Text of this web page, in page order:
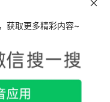
tool AI一键抠像
获取更多精彩内容~